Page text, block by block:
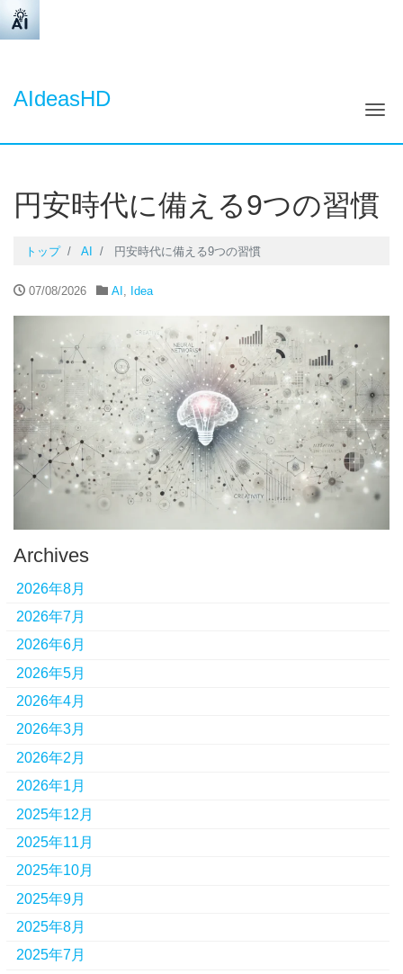
AIdeasHD
ナ
円安時代に備える9つの習慣
トップ AI 円安時代に備える9つの習慣
07/08/2026 AI , Idea
Archives
2026年8月
2026年7月
2026年6月
2026年5月
2026年4月
2026年3月
2026年2月
2026年1月
2025年12月
2025年11月
2025年10月
2025年9月
2025年8月
2025年7月